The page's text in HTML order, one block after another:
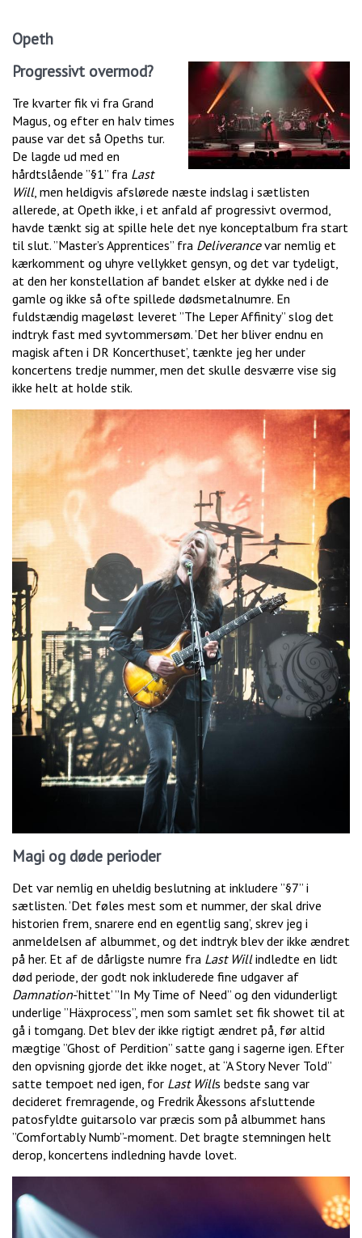
Opeth
Progressivt overmod?
Tre kvarter fik vi fra Grand
Magus, og efter en halv times
pause var det så Opeths tur.
De lagde ud med en
hårdtslående ”§1” fra Last
Will, men heldigvis afslørede næste indslag i sætlisten
allerede, at Opeth ikke, i et anfald af progressivt overmod,
havde tænkt sig at spille hele det nye konceptalbum fra start
til slut. ”Master’s Apprentices” fra Deliverancevar nemlig et
kærkomment og uhyre vellykket gensyn, og det var tydeligt,
at den her konstellation af bandet elsker at dykke ned i de
gamle og ikke så ofte spillede dødsmetalnumre. En
fuldstændig mageløst leveret ”The Leper Affinity” slog det
indtryk fast med syvtommersøm. ’Det her bliver endnu en
magisk aften i DR Koncerthuset’, tænkte jeg her under
koncertens tredje nummer, men det skulle desværre vise sig
ikke helt at holde stik.
Magi og døde perioder
Det var nemlig en uheldig beslutning at inkludere ”§7” i
sætlisten. ’Det føles mest som et nummer, der skal drive
historien frem, snarere end en egentlig sang’, skrev jeg i
anmeldelsen af albummet, og det indtryk blev der ikke ændret
på her. Et af de dårligste numre fra Last Willindledte en lidt
død periode, der godt nok inkluderede fine udgaver af
Damnation-’hittet’ ”In My Time of Need” og den vidunderligt
underlige ”Häxprocess”, men som samlet set fik showet til at
gå i tomgang. Det blev der ikke rigtigt ændret på, før altid
mægtige ”Ghost of Perdition” satte gang i sagerne igen. Efter
den opvisning gjorde det ikke noget, at “A Story Never Told”
satte tempoet ned igen, for Last Wills bedste sang var
decideret fremragende, og Fredrik Åkessons afsluttende
patosfyldte guitarsolo var præcis som på albummet hans
”Comfortably Numb”-moment. Det bragte stemningen helt
derop, koncertens indledning havde lovet.